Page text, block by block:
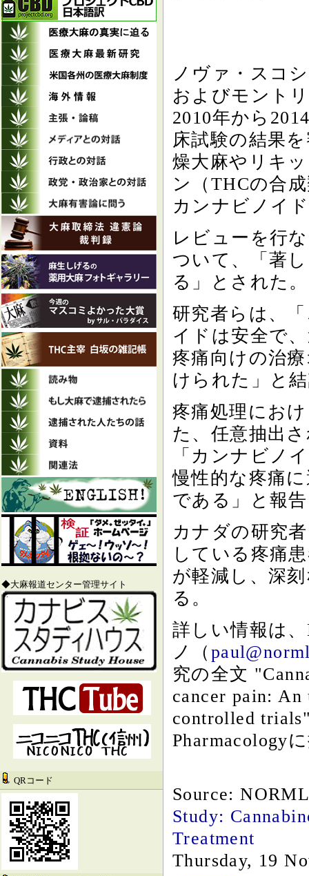
◆大麻報道センター管理サイト
QRコード
ノヴァ・スコ
およびモント
2010年から
床試験の結果
燥大麻やリキ
ン（THCの合
カンナビノイ
レビューを行
ついて、「著
る」とされた。
研究者らは、
イドは安全で
疼痛向けの治
けられた」と
疼痛処理にお
た、任意抽出
「カンナビノ
慢性的な疼痛
である」と報
カナダの研究
している疼痛
が軽減し、深
る。
詳しい情報は
ノ（
究の全文
cancer pain: An
controlled
Pharmacology
Source:
Study:
Treatment
Thursday, 19